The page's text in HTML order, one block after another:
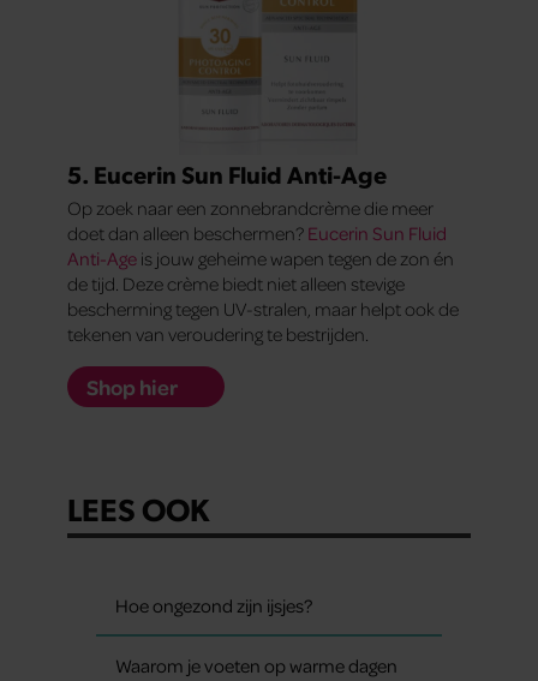
5. Eucerin Sun Fluid Anti-Age
Op zoek naar een zonnebrandcrème die meer
doet dan alleen beschermen? Eucerin Sun Fluid
Anti-Age is jouw geheime wapen tegen de zon én
de tijd. Deze crème biedt niet alleen stevige
bescherming tegen UV-stralen, maar helpt ook de
tekenen van veroudering te bestrijden.
Shop hier
LEES OOK
Hoe ongezond zijn ijsjes?
Waarom je voeten op warme dagen